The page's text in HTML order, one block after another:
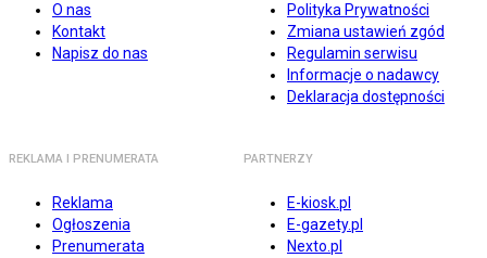
O nas
Kontakt
Napisz do nas
Polityka Prywatności
Zmiana ustawień zgód
Regulamin serwisu
Informacje o nadawcy
Deklaracja dostępności
REKLAMA I PRENUMERATA
Reklama
Ogłoszenia
Prenumerata
PARTNERZY
E-kiosk.pl
E-gazety.pl
Nexto.pl